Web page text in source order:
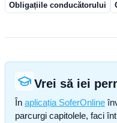
Obligațiile conducătorului
Vrei să iei
În aplicația SoferOnline
parcurgi capitolele, faci